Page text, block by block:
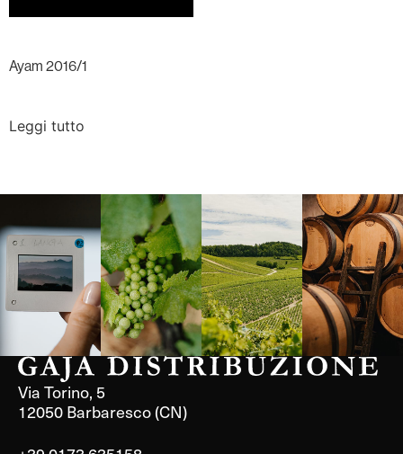
Ayam 2016/1
Leggi tutto
Langa, 1977 Borgogna,
Francia
Borgogna,
Francia
Instagram
Via Torino, 5
12050 Barbaresco (CN)